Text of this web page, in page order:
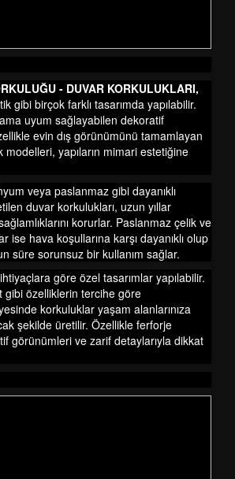
- DUVAR KORKULUKLARI,
gibi birçok farklı tasarımda yapılabilir.
uyum sağlayabilen dekoratif
evin dış görünümünü tamamlayan
modelleri, yapıların mimari estetiğine
veya paslanmaz gibi dayanıklı
duvar korkulukları, uzun yıllar
korurlar. Paslanmaz çelik ve
ise hava koşullarına karşı dayanıklı olup
süre sorunsuz bir kullanım sağlar.
göre özel tasarımlar yapılabilir.
gibi özelliklerin tercihe göre
korkuluklar yaşam alanlarınıza
şekilde üretilir. Özellikle ferforje
görünümleri ve zarif detaylarıyla dikkat